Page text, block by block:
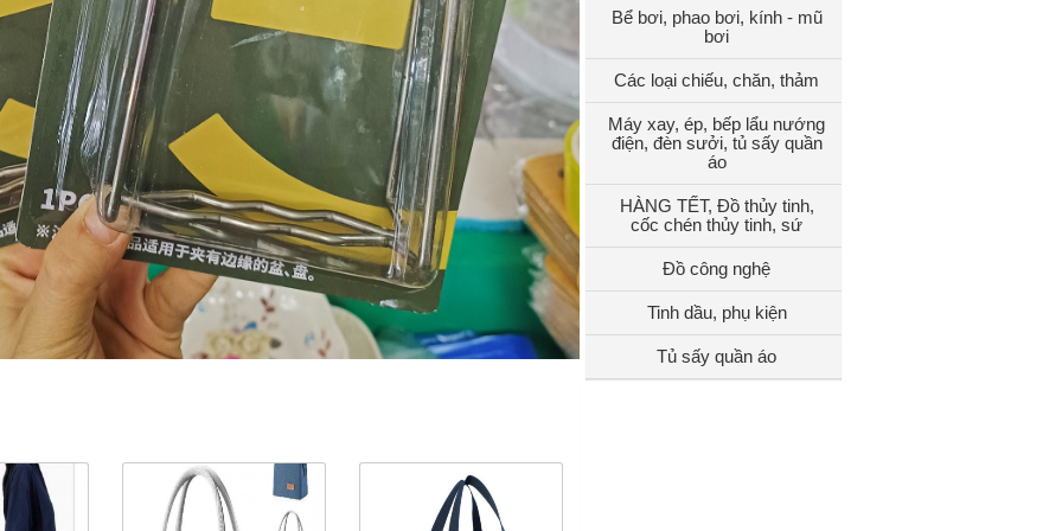
Bể bơi, phao bơi, kính - mũ
bơi
Các loại chiếu, chăn, thảm
Máy xay, ép, bếp lẩu nướng
điện, đèn sưởi, tủ sấy quần
áo
HÀNG TẾT, Đồ thủy tinh,
cốc chén thủy tinh, sứ
Đồ công nghệ
Tinh dầu, phụ kiện
Tủ sấy quần áo